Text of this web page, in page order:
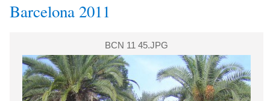
Barcelona 2011
BCN 11 45.JPG